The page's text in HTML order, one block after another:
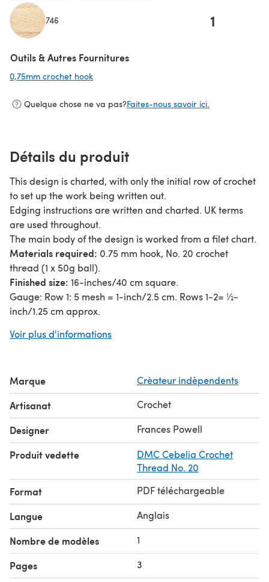
746 1
Outils & Autres Fournitures
0,75mm crochet hook
Quelque chose ne va pas?Faites-nous savoir ici.
Détails du produit
This design is charted, with only the initial row of crochet
to set up the work being written out.
Edging instructions are written and charted. UK terms
are used throughout.
The main body of the design is worked from a filet chart.
Materials required: 0.75 mm hook, No. 20 crochet
thread (1 x 50g ball).
Finished size: 16-inches/40 cm square.
Gauge: Row 1: 5 mesh = 1-inch/2.5 cm. Rows 1-2= ½-
inch/1.25 cm approx.
gifts), used for cushion fronts or used to form a
Voir plus d'informations
Marque Crèateur indèpendents
Artisanat Crochet
Designer Frances Powell
Produit vedette
DMC Cebelia Crochet
Thread No. 20
Format PDF téléchargeable
Langue Anglais
Nombre de modèles 1
Pages 3